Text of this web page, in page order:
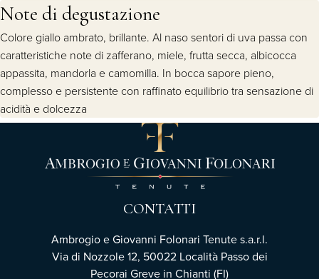
Note di degustazione
Colore giallo ambrato, brillante. Al naso sentori di uva passa con
caratteristiche note di zafferano, miele, frutta secca, albicocca
appassita, mandorla e camomilla. In bocca sapore pieno,
complesso e persistente con raffinato equilibrio tra sensazione di
acidità e dolcezza
CONTATTI
Ambrogio e Giovanni Folonari Tenute s.a.r.l.
Via di Nozzole 12, 50022 Località Passo dei
Pecorai Greve in Chianti (FI)